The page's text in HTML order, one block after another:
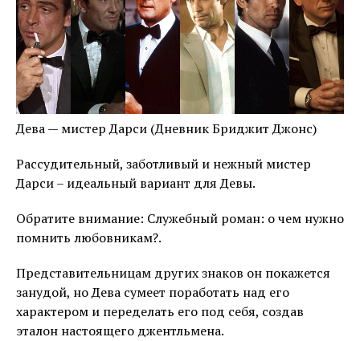
Дева — мистер Дарси (Дневник Бриджит Джонс)
Рассудительный, заботливый и нежный мистер
Дарси – идеальный вариант для Девы.
Обратите внимание: Служебный роман: о чем нужно
помнить любовникам?.
Представительницам других знаков он покажется
занудой, но Дева сумеет поработать над его
характером и переделать его под себя, создав
эталон настоящего джентльмена.